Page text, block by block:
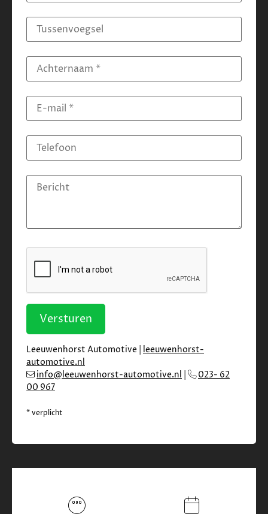
Versturen
Leeuwenhorst Automotive | leeuwenhorst-
automotive.nl
info@leeuwenhorst-automotive.nl
023- 62
00 967
* verplicht